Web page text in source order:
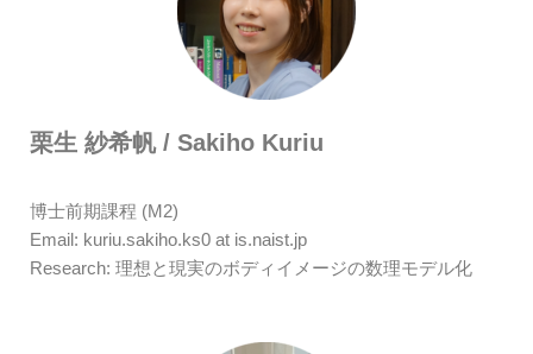
栗生 紗希帆 / Sakiho Kuriu
博士前期課程 (M2)
Email: kuriu.sakiho.ks0 at is.naist.jp
Research: 理想と現実のボディイメージの数理モデル化